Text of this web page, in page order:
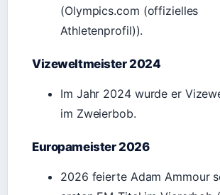
(Olympics.com (offizielles
Athletenprofil)).
Vizeweltmeister 2024
Im Jahr 2024 wurde er
im Zweierbob.
Europameister 2026
2026 feierte Adam Ammour